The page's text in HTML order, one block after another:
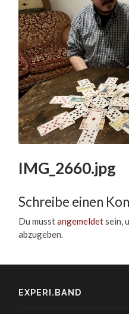
IMG_2660.jpg
Schreibe einen
Du musstangemeldetsein,
abzugeben.
EXPERI.BAND